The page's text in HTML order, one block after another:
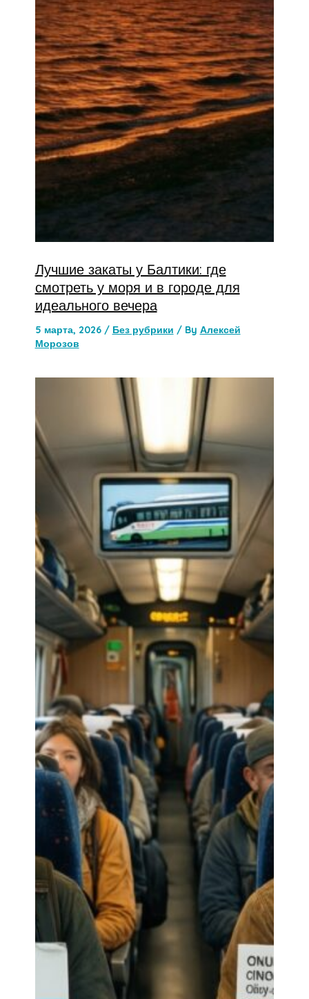
Лучшие закаты у Балтики: где
смотреть у моря и в городе для
идеального вечера
5 марта, 2026 / Без рубрики / By Алексей
Морозов